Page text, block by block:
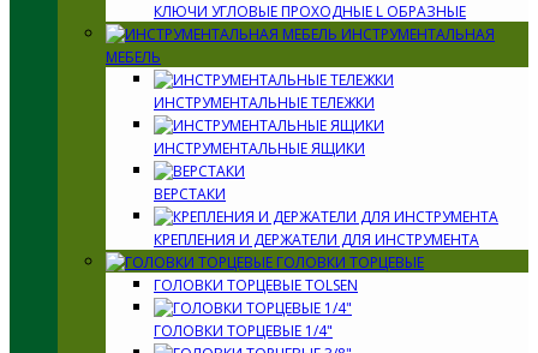
КЛЮЧИ УГЛОВЫЕ ПРОХОДНЫЕ L ОБРАЗНЫЕ
ИНСТРУМЕНТАЛЬНАЯ
МЕБЕЛЬ
ИНСТРУМЕНТАЛЬНЫЕ ТЕЛЕЖКИ
ИНСТРУМЕНТАЛЬНЫЕ ЯЩИКИ
ВЕРСТАКИ
КРЕПЛЕНИЯ И ДЕРЖАТЕЛИ ДЛЯ ИНСТРУМЕНТА
ГОЛОВКИ ТОРЦЕВЫЕ
ГОЛОВКИ ТОРЦЕВЫЕ TOLSEN
ГОЛОВКИ ТОРЦЕВЫЕ 1/4"